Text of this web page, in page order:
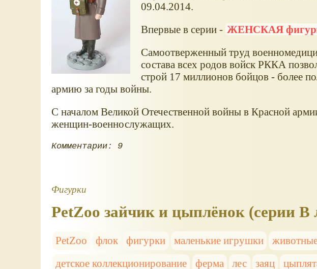
09.04.2014.
Впервые в серии - ЖЕНСКАЯ
Самоотверженный труд
состава всех родов войск РККА
строй 17 миллионов бойцов - более
армию за годы войны.
С началом Великой Отечественной войны в Красной
женщин-военнослужащих.
Комментарии: 9
Фигурки
PetZoo зайчик и цыплёнок (серии В
PetZoo флок фигурки маленькие игрушки
детское коллекционирование
ферма лес заяц